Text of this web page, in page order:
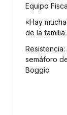
Equipo
«Hay
de la
semáforo
Boggio